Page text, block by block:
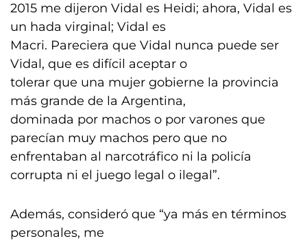
2015 me dijeron Vidal es Heidi; ahora, Vidal es
un hada virginal; Vidal es
Macri. Pareciera que Vidal nunca puede ser
Vidal, que es difícil aceptar o
tolerar que una mujer gobierne la provincia
más grande de la Argentina,
dominada por machos o por varones que
parecían muy machos pero que no
enfrentaban al narcotráfico ni la policía
corrupta ni el juego legal o ilegal”.
Además, consideró que “ya más en términos
personales, me